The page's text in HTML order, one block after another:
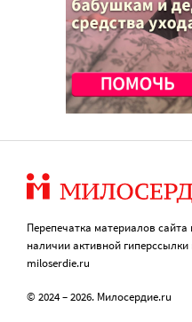
Перепечатка материалов
наличии активной
miloserdie.ru
© 2024 – 2026. Милосердие.ru